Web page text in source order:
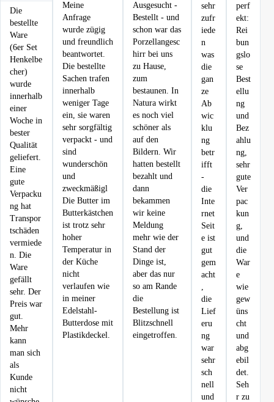
Die
bestellte
Ware
(6er Set
Henkelbe
cher)
wurde
innerhalb
einer
Woche in
bester
Qualität
geliefert.
Eine
gute
Verpacku
ng hat
Transpor
tschäden
vermiede
n. Die
Ware
gefällt
sehr. Der
Preis war
gut.
Mehr
kann
man sich
als
Kunde
nicht
Meine
Anfrage
wurde zügig
und freundlich
beantwortet.
Die bestellte
Sachen trafen
innerhalb
weniger Tage
ein, sie waren
sehr sorgfältig
verpackt - und
sind
wunderschön
und
zweckmäßigl
Die Butter im
Butterkästchen
ist trotz sehr
hoher
Temperatur in
der Küche
nicht
verlaufen wie
in meiner
Edelstahl-
Butterdose mit
Plastikdeckel.
Ausgesucht -
Bestellt - und
schon war das
Porzellangesc
hirr bei uns
zu Hause,
zum
bestaunen. In
Natura wirkt
es noch viel
schöner als
auf den
Bildern. Wir
hatten bestellt
bezahlt und
dann
bekammen
wir keine
Meldung
mehr wie der
Stand der
Dinge ist,
aber das nur
so am Rande
die
Bestellung ist
Blitzschnell
eingetroffen.
sehr
zufr
iede
n
was
die
gan
ze
Ab
wic
klu
ng
betr
ifft
-
die
Inte
rnet
Seit
e ist
gut
gem
acht
,
die
Lief
eru
ng
war
sehr
sch
nell
und
perf
ekt:
Rei
bun
gslo
se
Best
ellu
ng
und
Bez
ahlu
ng,
sehr
gute
Ver
pac
kun
g,
und
die
War
e
wie
gew
üns
cht
und
abg
ebil
det.
Seh
r zu